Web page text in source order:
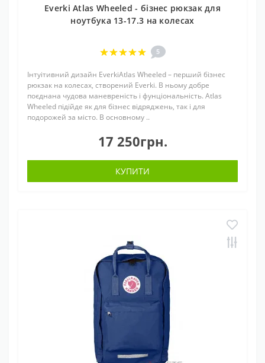
Everki Atlas Wheeled - бізнес рюкзак для
ноутбука 13-17.3 на колесах
5
Інтуітивний дизайн EverkiAtlas Wheeled – перший бізнес
рюкзак на колесах, створений Everki. В ньому добре
поєднана чудова маневреність і фунціональність. Atlas
Wheeled підійде як для бізнес відряджень, так і для
подорожей за місто. В основному ..
17 250грн.
КУПИТИ